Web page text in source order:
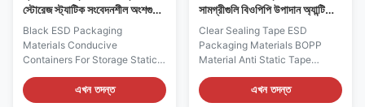
স্টোরেজ স্ট্যাটিক সংবেদনশীল অংশগুলির
জন্য উপযুক্ত পাত্রে
Black ESD Packaging
Materials Conducive
Containers For Storage Static
Sensitive Parts Description: 1, It
is made of conductive
Polypropylene, to protect
এখন তদন্ত
সামগ্রীগুলি বিওপিপি উপাদান অ্যান্টি
স্ট্যাটিক টেপ পরিষ্কার করুন
Clear Sealing Tape ESD
Packaging Materials BOPP
Material Anti Static Tape
Description: 1, It is made of
antistatic BOPP material with
water-based pressure sensitive
এখন তদন্ত